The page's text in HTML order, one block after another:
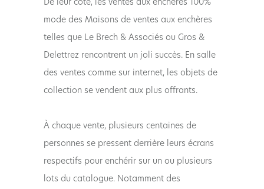
mode des Maisons de ventes aux enchères
telles que Le Brech & Associés ou Gros &
Delettrez rencontrent un joli succès. En salle
des ventes comme sur internet, les objets de
collection se vendent aux plus offrants.
À chaque vente, plusieurs centaines de
personnes se pressent derrière leurs écrans
respectifs pour enchérir sur un ou plusieurs
lots du catalogue. Notamment des